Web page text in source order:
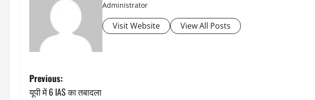
Administrator
Visit Website View All Posts
P
Previous:
यूपी में 6 IAS का तबादला